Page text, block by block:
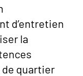
d’entretien
la
quartier